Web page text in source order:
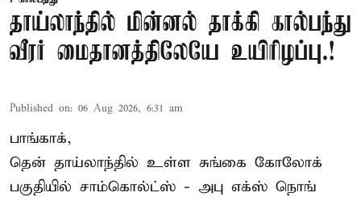
தாய்லாந்தில் மின்னல் தாக்கி கால்பந்து
வீரர் மைதானத்திலேயே உயிரிழப்பு.!
Published on: 06 Aug 2026, 6:31 am
பாங்காக்,
தென் தாய்லாந்தில் உள்ள சுங்கை கோலோக்
பகுதியில் சாம்கொல்ட்ஸ் - அபு எக்ஸ் நொங்